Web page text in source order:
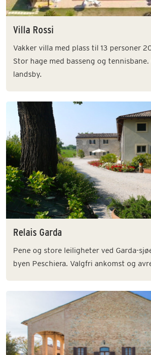
Villa Rossi
Vakker villa med plass til 13 personer
Stor hage med basseng og
landsby.
Relais Garda
Pene og store leiligheter ved Garda-
byen Peschiera. Valgfri ankomst og